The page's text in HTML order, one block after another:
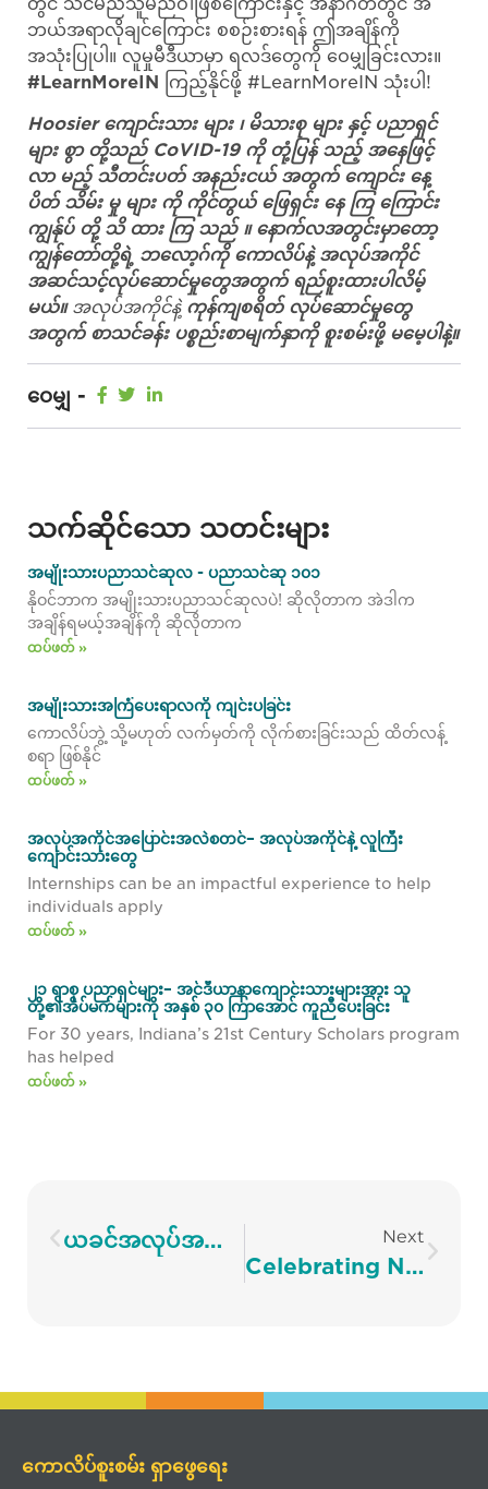
ဘယ်အရာလိုချင်ကြောင်း စစဉ်းစားရန် ဤအချိန်ကို
အသုံးပြုပါ။ လူမှုမီဒီယာမှာ ရလဒ်တွေကို ဝေမျှခြင်းလား။
#LearnMoreIN ကြည့်နိုင်ဖို့ #LearnMoreIN သုံးပါ!
Hoosier ကျောင်းသား များ ၊ မိသားစု များ နှင့် ပညာရှင်
များ စွာ တို့သည် CoVID-19 ကို တုံ့ပြန် သည့် အနေဖြင့်
လာ မည့် သီတင်းပတ် အနည်းငယ် အတွက် ကျောင်း နေ့
ပိတ် သိမ်း မှု များ ကို ကိုင်တွယ် ဖြေရှင်း နေ ကြ ကြောင်း
ကျွန်ုပ် တို့ သိ ထား ကြ သည် ။ နောက်လအတွင်းမှာတော့
ကျွန်တော်တို့ရဲ့ ဘလော့ဂ်ကို ကောလိပ်နဲ့ အလုပ်အကိုင်
အဆင်သင့်လုပ်ဆောင်မှုတွေအတွက် ရည်စူးထားပါလိမ့်
မယ်။ အလုပ်အကိုင်နဲ့ ကုန်ကျစရိတ် လုပ်ဆောင်မှုတွေ
အတွက် စာသင်ခန်း ပစ္စည်းစာမျက်နှာကို စူးစမ်းဖို့ မမေ့ပါနဲ့။
ဝေမျှ -
သက်ဆိုင်သော သတင်းများ
အမျိုးသားပညာသင်ဆုလ - ပညာသင်ဆု ၁၀၁
နိုဝင်ဘာက အမျိုးသားပညာသင်ဆုလပဲ! ဆိုလိုတာက အဲဒါက
အချိန်ရမယ့်အချိန်ကို ဆိုလိုတာက
ထပ်ဖတ် »
အမျိုးသားအကြံပေးရာလကို ကျင်းပခြင်း
ကောလိပ်ဘွဲ့ သို့မဟုတ် လက်မှတ်ကို လိုက်စားခြင်းသည် ထိတ်လန့်
စရာ ဖြစ်နိုင်
ထပ်ဖတ် »
အလုပ်အကိုင်အပြောင်းအလဲစတင်– အလုပ်အကိုင်နဲ့ လူကြီး
ကျောင်းသားတွေ
Internships can be an impactful experience to help
individuals apply
ထပ်ဖတ် »
၂၁ ရာစု ပညာရှင်များ– အင်ဒီယာနာကျောင်းသားများအား သူ
တို့၏အိပ်မက်များကို အနှစ် ၃၀ ကြာအောင် ကူညီပေးခြင်း
For 30 years, Indiana’s 21st Century Scholars program
has helped
ထပ်ဖတ် »
ယခင်အလုပ်အပြောင်းအလဲတစ်ခုကို ကြိုတင်ကာကွယ်ပါ– အလုပ်အကိုင်နှင့် လူကြီးကျောင်းသားများ Next
Celebrating National Mentoring Month
ကောလိပ်စူးစမ်း ရှာဖွေရေး